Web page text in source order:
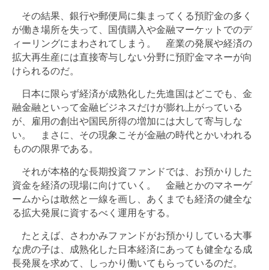
その結果、銀行や郵便局に集まってくる預貯金の多く
が働き場所を失って、国債購入や金融マーケットでのデ
ィーリングにまわされてしまう。 産業の発展や経済の
拡大再生産には直接寄与しない分野に預貯金マネーが向
けられるのだ。
日本に限らず経済が成熟化した先進国はどこでも、金
融金融といって金融ビジネスだけが膨れ上がっている
が、雇用の創出や国民所得の増加には大して寄与しな
い。 まさに、その現象こそが金融の時代とかいわれる
ものの限界である。
それが本格的な長期投資ファンドでは、お預かりした
資金を経済の現場に向けていく。 金融とかのマネーゲ
ームからは敢然と一線を画し、あくまでも経済の健全な
る拡大発展に資するべく運用をする。
たとえば、さわかみファンドがお預かりしている大事
な虎の子は、成熟化した日本経済にあっても健全なる成
長発展を求めて、しっかり働いてもらっているのだ。